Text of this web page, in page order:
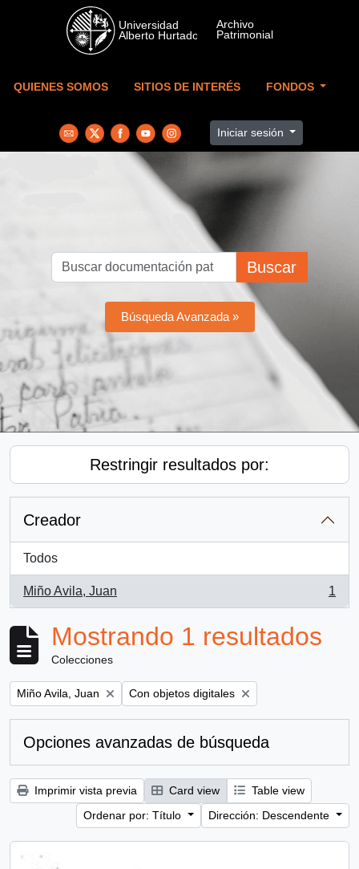
Skip to main content
QUIENES SOMOS SITIOS DE INTERÉS FONDOS
Iniciar sesión
Buscar
Búsqueda Avanzada »
Restringir resultados por:
Creador
Todos
Miño Avila, Juan
, 1 resultados
1
Mostrando 1 resultados
Colecciones
Remove filter:
Miño Avila, Juan Remove filter:
Con objetos digitales
Opciones avanzadas de búsqueda
Imprimir vista previa Card view
Table view
Ordenar por: Título
Dirección: Descendente